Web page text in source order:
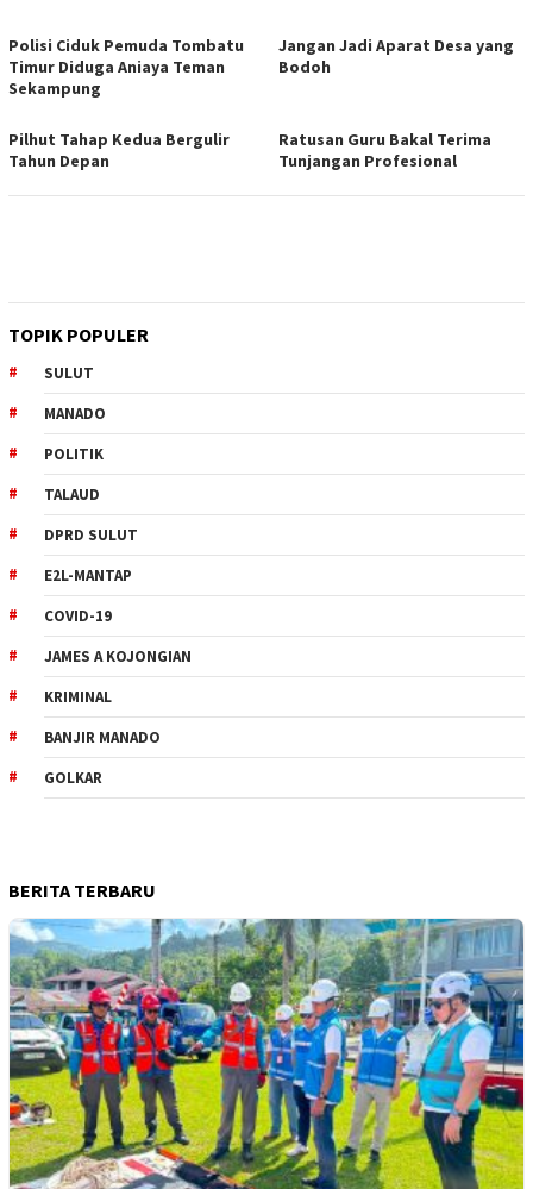
Polisi Ciduk Pemuda Tombatu
Timur Diduga Aniaya Teman
Sekampung
Jangan Jadi Aparat Desa yang
Bodoh
Pilhut Tahap Kedua Bergulir
Tahun Depan
Ratusan Guru Bakal Terima
Tunjangan Profesional
TOPIK POPULER
SULUT
MANADO
POLITIK
TALAUD
DPRD SULUT
E2L-MANTAP
COVID-19
JAMES A KOJONGIAN
KRIMINAL
BANJIR MANADO
GOLKAR
BERITA TERBARU